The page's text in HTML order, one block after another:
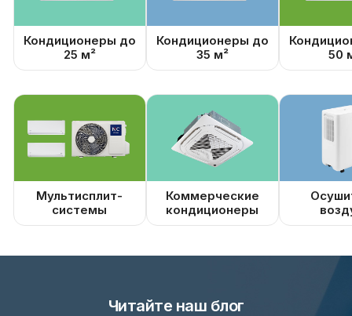
Кондиционеры до
25 м²
Кондиционеры до
35 м²
50
Мультисплит-
системы
Коммерческие
кондиционеры
Читайте наш блог